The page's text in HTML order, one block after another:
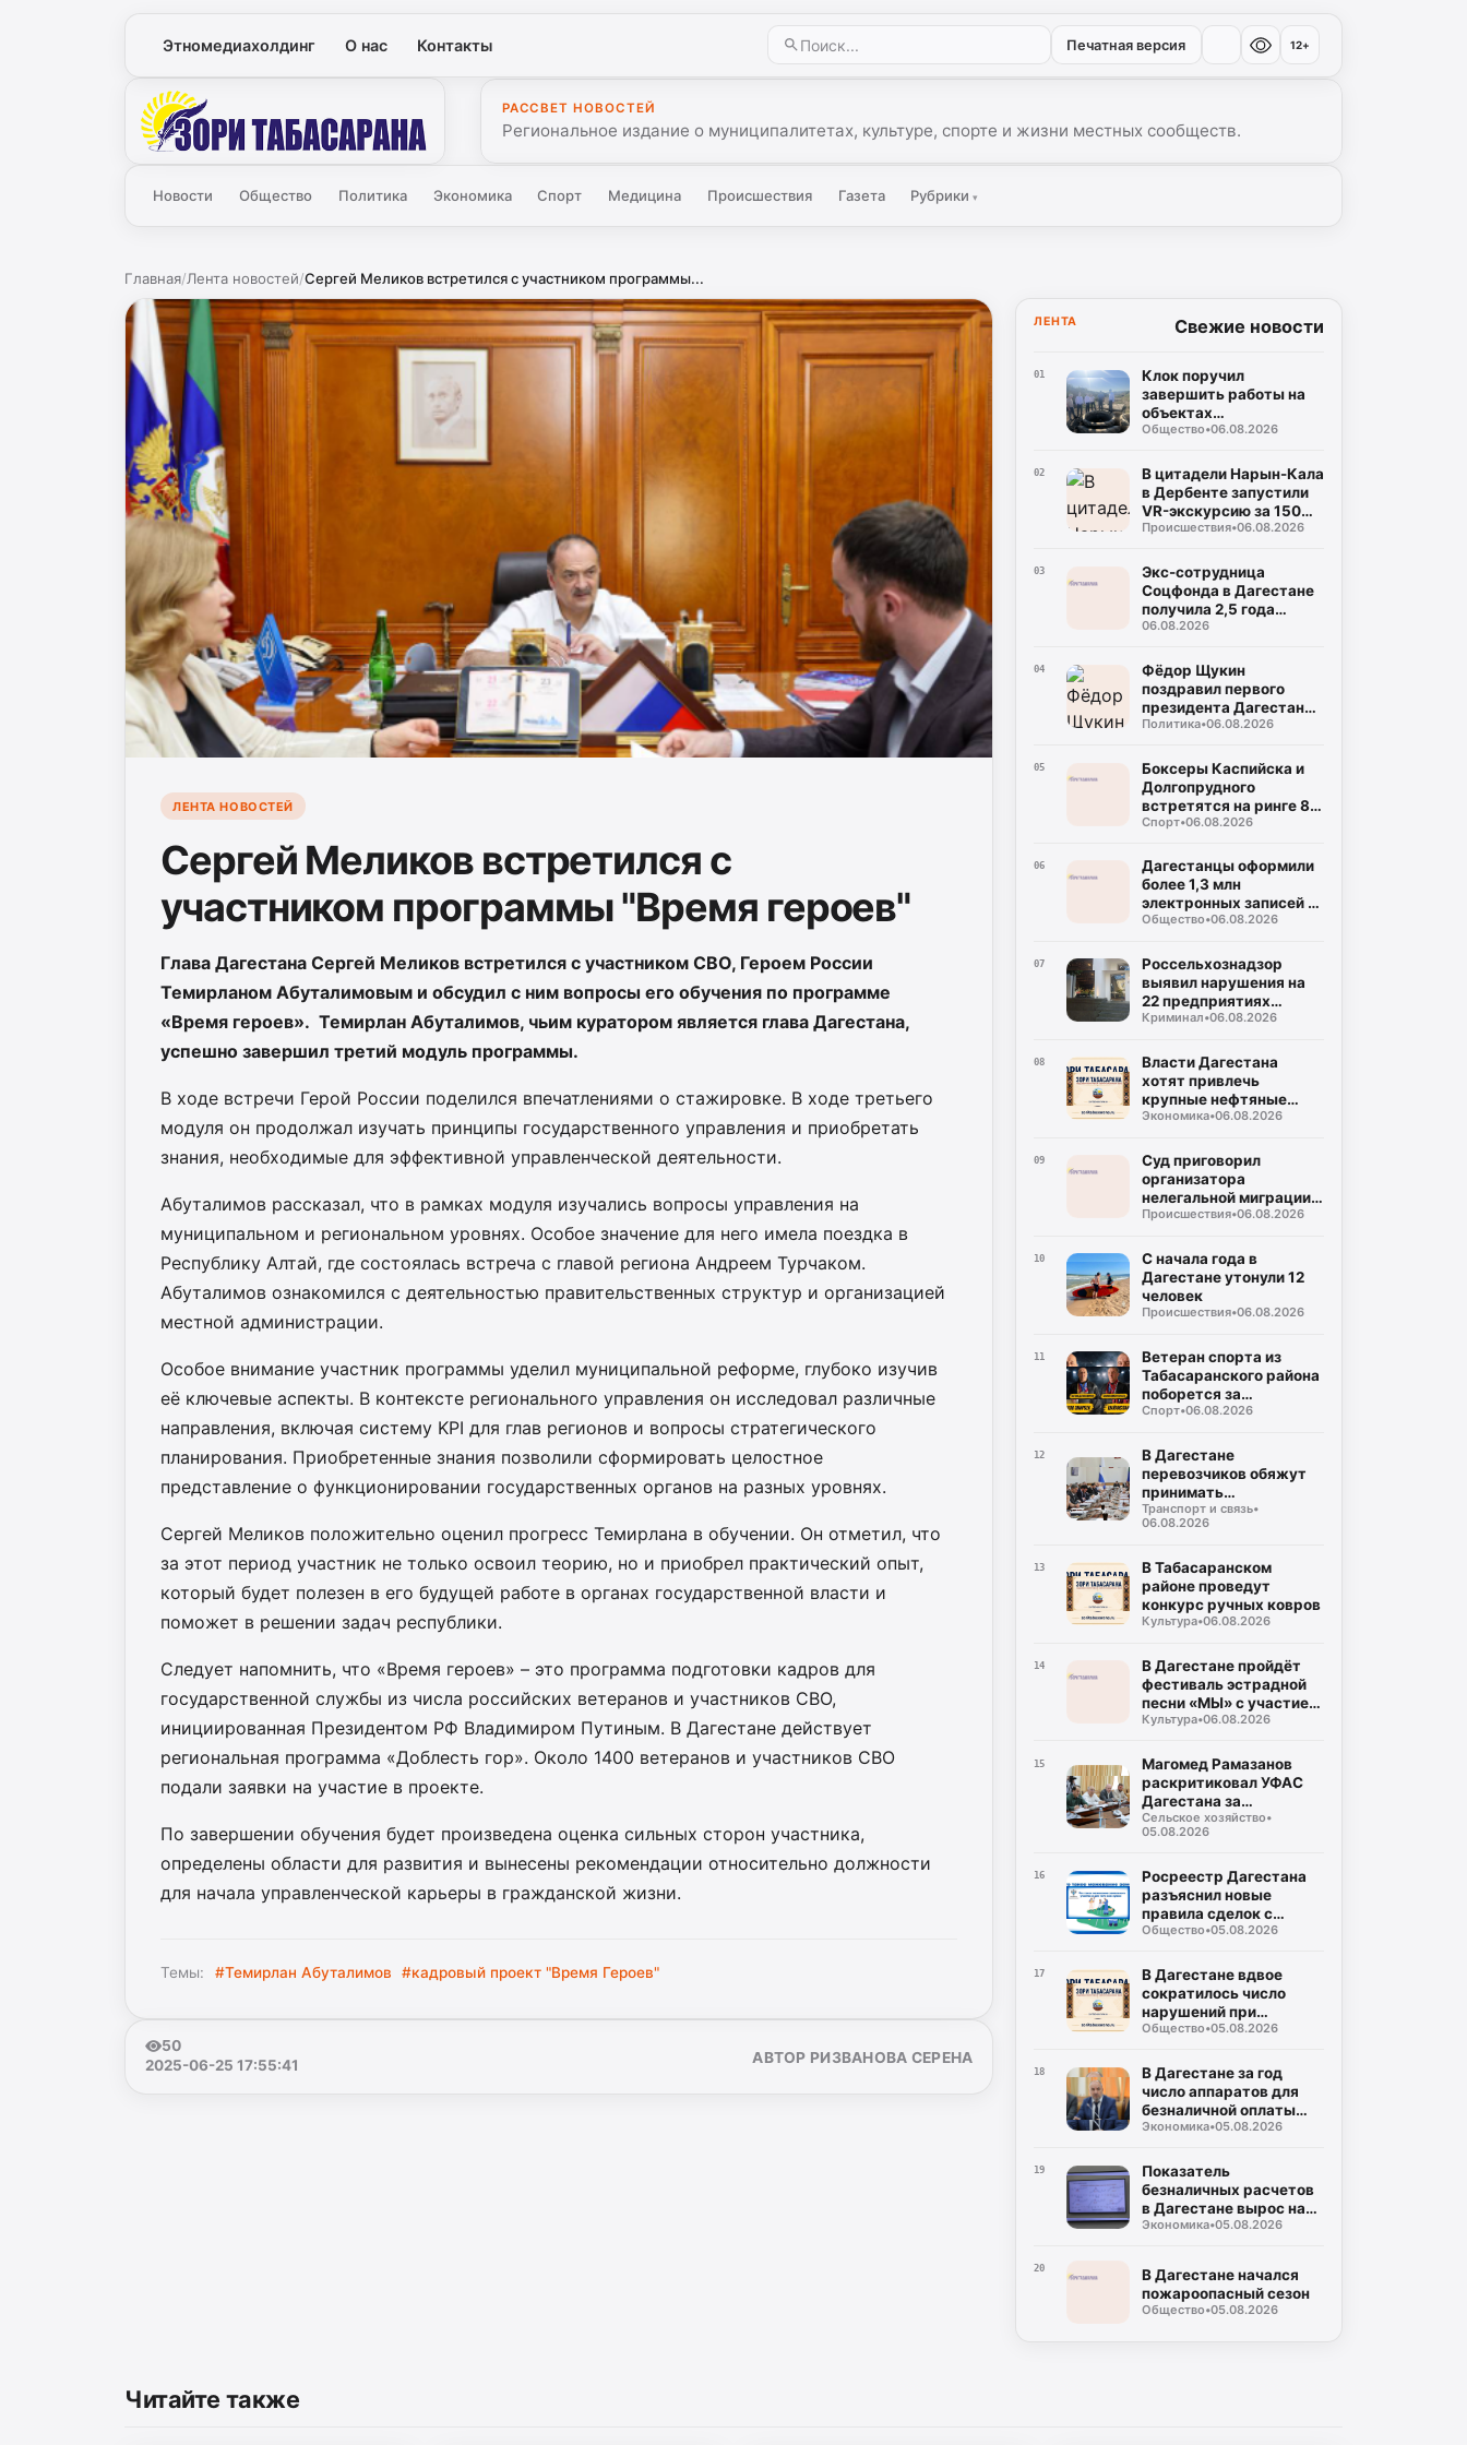
Этномедиахолдинг О нас Контакты Печатная версия 12+
Зори
РАССВЕТ НОВОСТЕЙ
Региональное издание о муниципалитетах, культуре, спорте и жизни местных сообществ.
Новости Общество Политика Экономика Спорт Медицина Происшествия Газета Рубрики▾
Главная/Лента новостей/Сергей Меликов встретился с участником программы...
ЛЕНТА НОВОСТЕЙ
Сергей Меликов встретился с
участником программы "Время героев"
Глава Дагестана Сергей Меликов встретился с участником СВО, Героем России
Темирланом Абуталимовым и обсудил с ним вопросы его обучения по программе
«Время героев». Темирлан Абуталимов, чьим куратором является глава Дагестана,
успешно завершил третий модуль программы.
В ходе встречи Герой России поделился впечатлениями о стажировке. В ходе третьего
модуля он продолжал изучать принципы государственного управления и приобретать
знания, необходимые для эффективной управленческой деятельности.
Абуталимов рассказал, что в рамках модуля изучались вопросы управления на
муниципальном и региональном уровнях. Особое значение для него имела поездка в
Республику Алтай, где состоялась встреча с главой региона Андреем Турчаком.
Абуталимов ознакомился с деятельностью правительственных структур и организацией
местной администрации.
Особое внимание участник программы уделил муниципальной реформе, глубоко изучив
её ключевые аспекты. В контексте регионального управления он исследовал различные
направления, включая систему KPI для глав регионов и вопросы стратегического
планирования. Приобретенные знания позволили сформировать целостное
представление о функционировании государственных органов на разных уровнях.
Сергей Меликов положительно оценил прогресс Темирлана в обучении. Он отметил, что
за этот период участник не только освоил теорию, но и приобрел практический опыт,
который будет полезен в его будущей работе в органах государственной власти и
поможет в решении задач республики.
Следует напомнить, что «Время героев» – это программа подготовки кадров для
государственной службы из числа российских ветеранов и участников СВО,
инициированная Президентом РФ Владимиром Путиным. В Дагестане действует
региональная программа «Доблесть гор». Около 1400 ветеранов и участников СВО
подали заявки на участие в проекте.
По завершении обучения будет произведена оценка сильных сторон участника,
определены области для развития и вынесены рекомендации относительно должности
для начала управленческой карьеры в гражданской жизни.
Темы: #Темирлан Абуталимов #кадровый проект "Время Героев"
50
2025-06-25 17:55:41
АВТОР РИЗВАНОВА СЕРЕНА
ЛЕНТА Свежие новости
01
Клок поручил
завершить работы на
объектах
водоснабжения
Общество•06.08.2026
02
В цитадели Нарын-Кала
в Дербенте запустили
VR-экскурсию за 150
рублей
Происшествия•06.08.2026
03
Экс-сотрудница
Соцфонда в Дагестане
получила 2,5 года
колонии за
06.08.2026
04
Фёдор Щукин
поздравил первого
президента Дагестана
Муху Алиева с днём
Политика•06.08.2026
05
Боксеры Каспийска и
Долгопрудного
встретятся на ринге 8
августа
Спорт•06.08.2026
06
Дагестанцы оформили
более 1,3 млн
электронных записей к
врачу с начала года
Общество•06.08.2026
07
Россельхознадзор
выявил нарушения на
22 предприятиях
общепита в Махачкале
Криминал•06.08.2026
08
Власти Дагестана
хотят привлечь
крупные нефтяные
компании на топливный
Экономика•06.08.2026
09
Суд приговорил
организатора
нелегальной миграции к
5 годам колонии
Происшествия•06.08.2026
10
С начала года в
Дагестане утонули 12
человек
Происшествия•06.08.2026
11
Ветеран спорта из
Табасаранского района
поборется за
объединение двух
Спорт•06.08.2026
12
В Дагестане
перевозчиков обяжут
принимать
безналичную оплату на
всех маршрутах
Транспорт и связь•
06.08.2026
13
В Табасаранском
районе проведут
конкурс ручных ковров
Культура•06.08.2026
14
В Дагестане пройдёт
фестиваль эстрадной
песни «МЫ» с участием
восьми регионов
Культура•06.08.2026
15
Магомед Рамазанов
раскритиковал УФАС
Дагестана за
бездействие на фоне
роста цен на бензин
Сельское хозяйство•
05.08.2026
16
Росреестр Дагестана
разъяснил новые
правила сделок с
землей
Общество•05.08.2026
17
В Дагестане вдвое
сократилось число
нарушений при
использовании газа
Общество•05.08.2026
18
В Дагестане за год
число аппаратов для
безналичной оплаты
выросло на 28%
Экономика•05.08.2026
19
Показатель
безналичных расчетов
в Дагестане вырос на
6,2%
Экономика•05.08.2026
20
В Дагестане начался
пожароопасный сезон
Общество•05.08.2026
Читайте также